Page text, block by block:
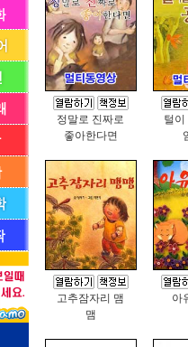
정말로 진짜로
좋아한다면
털이
고추잠자리 맴
맴
아